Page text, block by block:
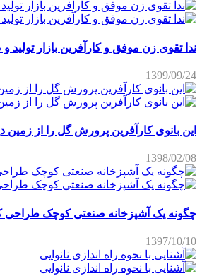
ندا تقوی زن موفق و کارآفرین بازار تولید
1399/09/24
این بانوی کارآفرین پرورش گل را از زمین
1398/02/08
چگونه یک آشپزخانه صنعتی کوچک طراحی
1397/10/10